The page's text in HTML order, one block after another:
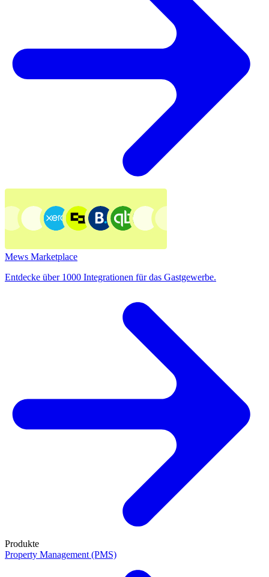
Mews Marketplace
Entdecke über 1000 Integrationen für das Gastgewerbe.
Produkte
Property Management (PMS)